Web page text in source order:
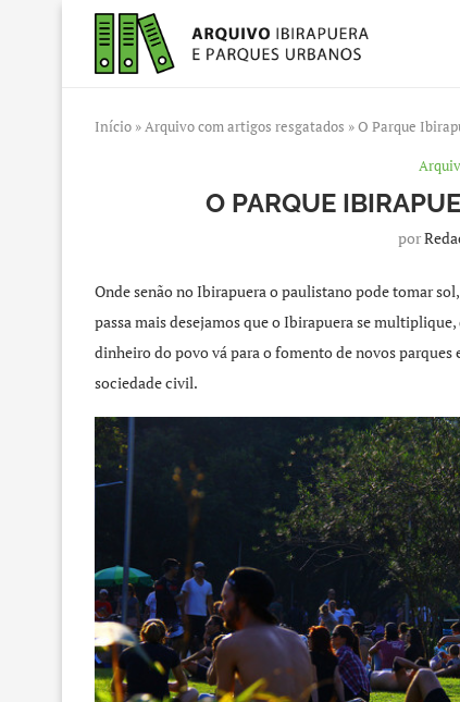
Início »Arquivo com artigos resgatados »O Parque
O PARQUE
por
Onde senão no Ibirapuera o paulistano pode tomar
passa mais desejamos que o Ibirapuera se
dinheiro do povo vá para o fomento de novos
sociedade civil.